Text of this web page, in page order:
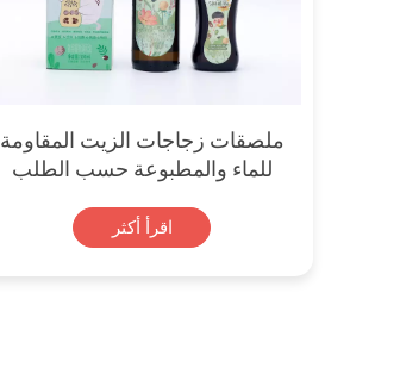
ملصقات زجاجات الزيت المقاومة
للماء والمطبوعة حسب الطلب
اقرأ أكثر